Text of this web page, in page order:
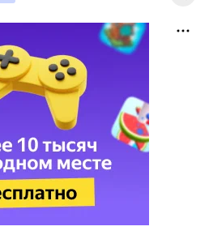
преподобный родился в
Николай проникся
и рано принял решение
Богу. Целыми днями отрок
вечерам молился и читал
Николай Патарский, видя
юношу чтецом, а затем и
паломничество в
по просьбе
молитвой успокоил